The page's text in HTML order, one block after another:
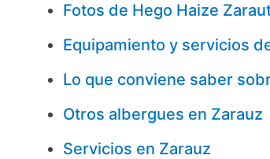
Fotos de Hego Haize
Equipamiento y servicios
Lo que conviene saber
Otros albergues en Zarauz
Servicios en Zarauz